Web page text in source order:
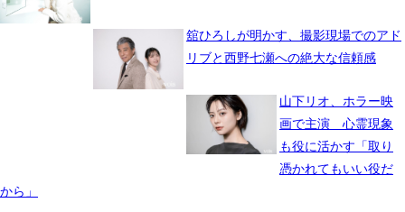
舘ひろしが明かす、撮影現場でのアド
リブと西野七瀬への絶大な信頼感
山下リオ、ホラー映
画で主演 心霊現象
も役に活かす「取り
憑かれてもいい役だ
から」